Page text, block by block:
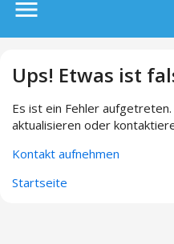
Ups! Etwas ist
Es ist ein Fehler
aktualisieren oder
Kontakt aufnehmen
Startseite